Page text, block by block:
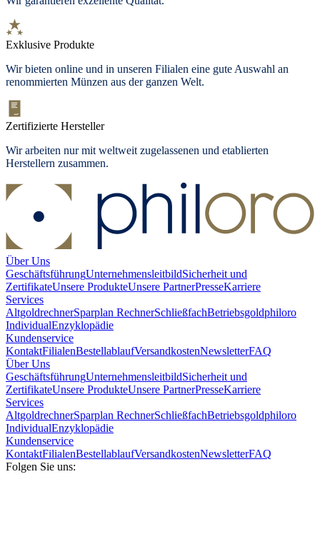
Exklusive Produkte
Wir bieten online und in unseren Filialen eine gute Auswahl an
renommierten Münzen aus der ganzen Welt.
Zertifizierte Hersteller
Wir arbeiten nur mit weltweit zugelassenen und etablierten
Herstellern zusammen.
Über Uns
GeschäftsführungUnternehmensleitbildSicherheit und
ZertifikateUnsere ProdukteUnsere PartnerPresseKarriere
Services
AltgoldrechnerSparplan RechnerSchließfachBetriebsgoldphiloro
IndividualEnzyklopädie
Kundenservice
KontaktFilialenBestellablaufVersandkostenNewsletterFAQ
Über Uns
GeschäftsführungUnternehmensleitbildSicherheit und
ZertifikateUnsere ProdukteUnsere PartnerPresseKarriere
Services
AltgoldrechnerSparplan RechnerSchließfachBetriebsgoldphiloro
IndividualEnzyklopädie
Kundenservice
KontaktFilialenBestellablaufVersandkostenNewsletterFAQ
Folgen Sie uns: